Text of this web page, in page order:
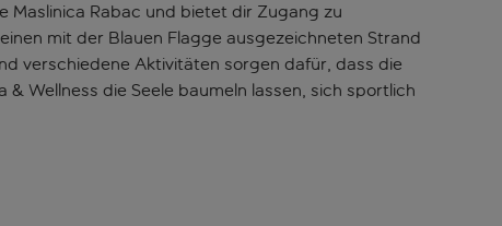
Maslinica Rabac und bietet dir Zugang zu
mit der Blauen Flagge ausgezeichneten Strand
verschiedene Aktivitäten sorgen dafür, dass die
Wellness die Seele baumeln lassen, sich sportlich